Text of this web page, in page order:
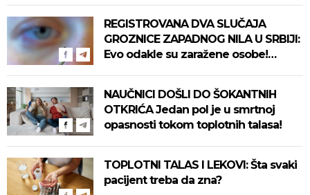
REGISTROVANA DVA SLUČAJA
GROZNICE ZAPADNOG NILA U SRBIJI:
Evo odakle su zaražene osobe!
NAUČNICI DOŠLI DO ŠOKANTNIH
OTKRIĆA Jedan pol je u smrtnoj
opasnosti tokom toplotnih talasa!
TOPLOTNI TALAS I LEKOVI: Šta svaki
pacijent treba da zna?